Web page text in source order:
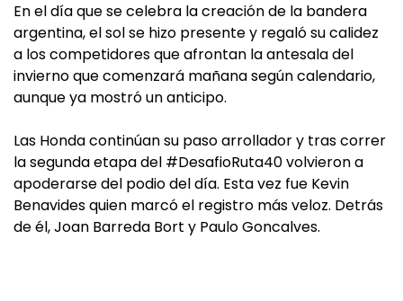
En el día que se celebra la creación de la bandera
argentina, el sol se hizo presente y regaló su calidez
a los competidores que afrontan la antesala del
invierno que comenzará mañana según calendario,
aunque ya mostró un anticipo.
Las Honda continúan su paso arrollador y tras correr
la segunda etapa del #DesafioRuta40 volvieron a
apoderarse del podio del día. Esta vez fue Kevin
Benavides quien marcó el registro más veloz. Detrás
de él, Joan Barreda Bort y Paulo Goncalves.